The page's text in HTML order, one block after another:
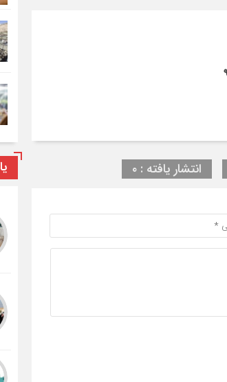
انتشار یافته : ۰